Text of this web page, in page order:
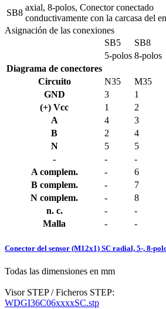
SB8
axial, 8-polos, Conector conectado
conductivamente con la carcasa del
Asignación de las conexiones
SB5
SB8
5-polos 8-polos
Diagrama de conectores
Circuito
N35
M35
GND
3
1
(+) Vcc
1
2
A
4
3
B
2
4
N
5
5
-
-
-
A complem.
-
6
B complem.
-
7
N complem.
-
8
n. c.
-
-
Malla
- -
Conector del sensor (M12x1) SC radial, 5-, 8-
Todas las dimensiones en mm
Visor STEP / Ficheros STEP:
WDGI36C06xxxxSC.stp